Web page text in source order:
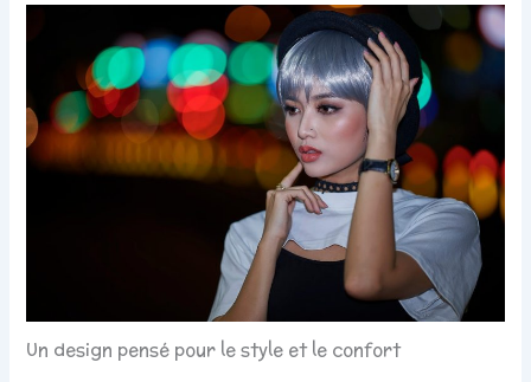
Un design pensé pour le style et le confort